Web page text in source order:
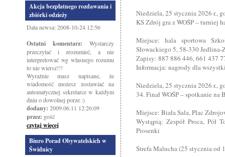
Akcja bezpłatnego rozdawania i
zbiórki odzieży
Data newsa: 2008-10-24 12:56
Ostatni komentarz: Wystarczy
przeczytać i zrozumieć, a nie
interpretować wg własnego rozumu
to nie wiersz!!!
Wyraźnie masz napisane, że
wiadomość możesz zostawiać na
automatycznej sekretarce w każdym
dniu o dowolnej porze :)
dodany: 2009.06.11 12:26:09
przez: gość
czytaj więcej
Biuro Porad Obywatelskich w
Świdnicy
Niedziela, 25 stycznia 2026 r.,
KS Zdrój gra z WOŚP – turniej
Miejsce: hala sportowa
Słowackiego 5, 58-330 Jedlina-
Zapisy: 887 886 446, 661 437
Informacja: nagrody dla
Niedziela, 25 stycznia 2026 r.,
34. Finał WOŚP – spotkanie na
Miejsce: Biała Sala, Plac
Wystąpią: Zespół Proca, Pół
Piosenki
Strefa Malucha (25 stycznia od